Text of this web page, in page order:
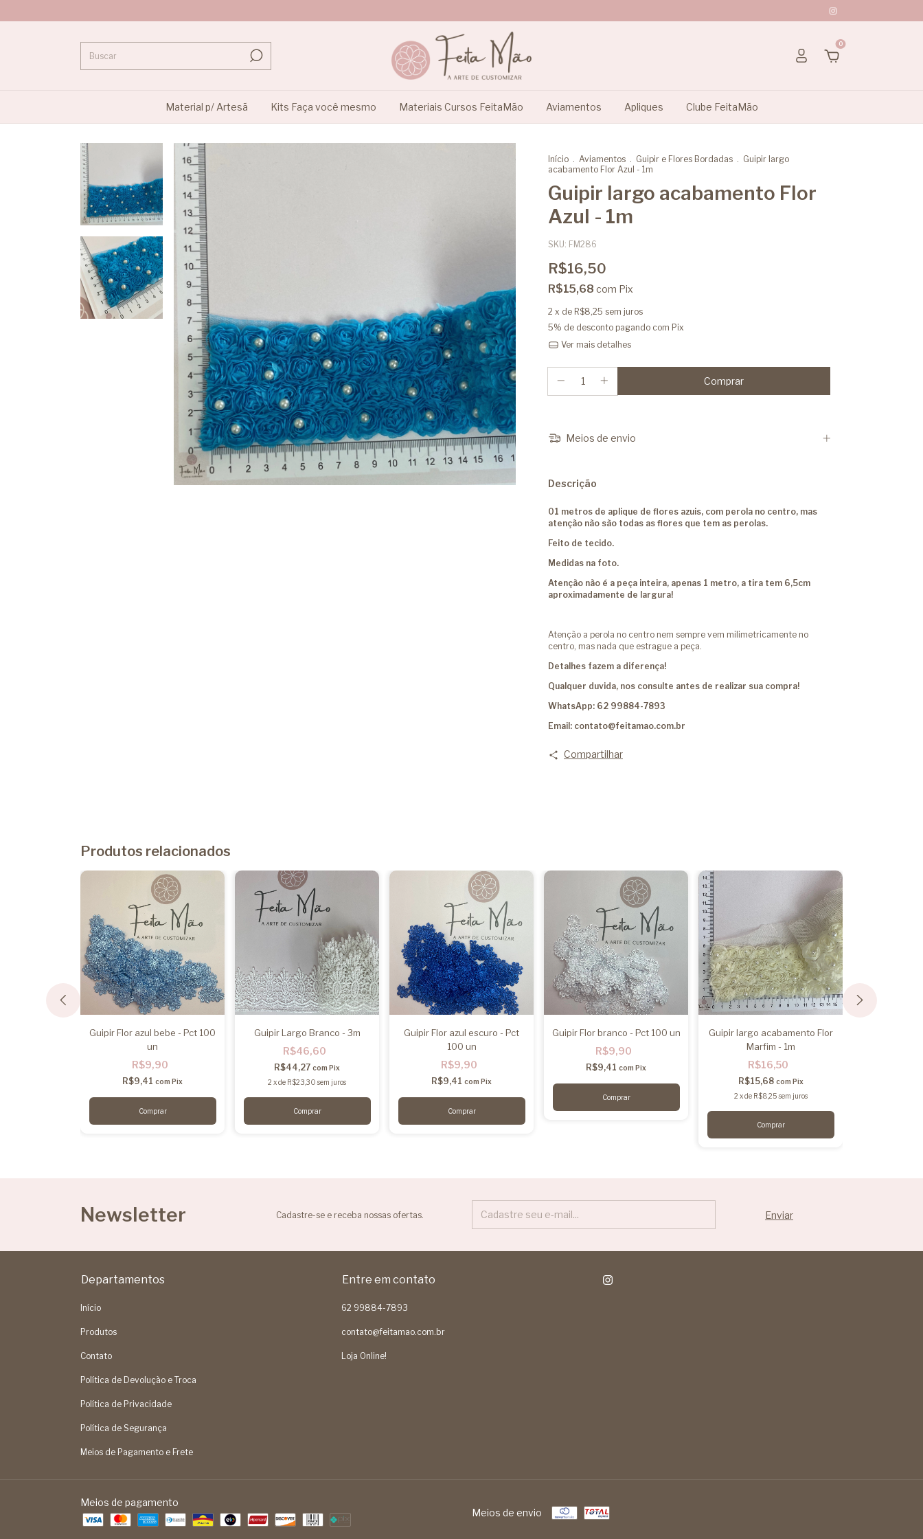
0
Material p/ Artesã Kits Faça você mesmo Materiais Cursos FeitaMão Aviamentos Apliques Clube FeitaMão
Início . Aviamentos . Guipir e Flores Bordadas . Guipir largo
acabamento Flor Azul - 1m
Guipir largo acabamento Flor
Azul - 1m
SKU: FM286
R$16,50
R$15,68 com Pix
2 x de R$8,25 sem juros
5% de desconto pagando com Pix
Ver mais detalhes
Meios de envio
Descrição
01 metros de aplique de flores azuis, com perola no centro, mas
atenção não são todas as flores que tem as perolas.
Feito de tecido.
Medidas na foto.
Atenção não é a peça inteira, apenas 1 metro, a tira tem 6,5cm
aproximadamente de largura!
Atenção a perola no centro nem sempre vem milimetricamente no
centro, mas nada que estrague a peça.
Detalhes fazem a diferença!
Qualquer duvida, nos consulte antes de realizar sua compra!
WhatsApp: 62 99884-7893
Email: contato@feitamao.com.br
Compartilhar
Produtos relacionados
Guipir Flor azul bebe - Pct 100
un
R$9,90
R$9,41 com Pix
Guipir Largo Branco - 3m
R$46,60
R$44,27 com Pix
2 xde R$23,30 sem juros
Guipir Flor azul escuro - Pct
100 un
R$9,90
R$9,41 com Pix
Guipir Flor branco - Pct 100 un
R$9,90
R$9,41 com Pix
Guipir largo acabamento Flor
Marfim - 1m
R$16,50
R$15,68 com Pix
2 xde R$8,25 sem juros
Newsletter Cadastre-se e receba nossas ofertas.
Departamentos
Início
Produtos
Contato
Política de Devolução e Troca
Política de Privacidade
Política de Segurança
Meios de Pagamento e Frete
Entre em contato
62 99884-7893
contato@feitamao.com.br
Loja Online!
Meios de pagamento
Meios de envio